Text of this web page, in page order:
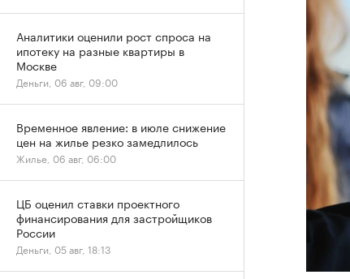
Аналитики оценили рост спроса на
ипотеку на разные квартиры в
Москве
Деньги, 06 авг, 09:00
Временное явление: в июле снижение
цен на жилье резко замедлилось
Жилье, 06 авг, 06:00
ЦБ оценил ставки проектного
финансирования для застройщиков
России
Деньги, 05 авг, 18:13